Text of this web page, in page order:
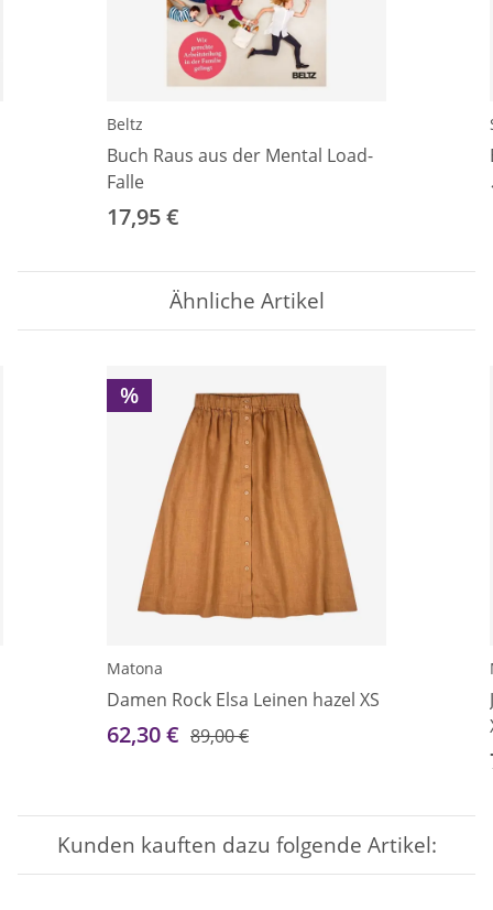
Beltz
Buch Raus aus der Mental Load-
Falle
17,95 €
Ähnliche Artikel
%
Matona
Damen Rock Elsa Leinen hazel XS
62,30 € 89,00 €
Kunden kauften dazu folgende Artikel: